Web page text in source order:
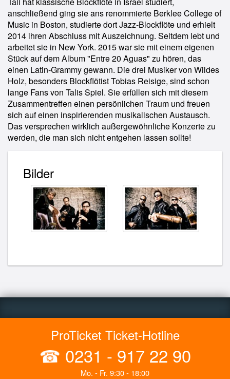
anschließend ging sie ans renommierte Berklee College of
Music in Boston, studierte dort Jazz-Blockflöte und erhielt
2014 ihren Abschluss mit Auszeichnung. Seitdem lebt und
arbeitet sie in New York. 2015 war sie mit einem eigenen
Stück auf dem Album "Entre 20 Aguas" zu hören, das
einen Latin-Grammy gewann. Die drei Musiker von Wildes
Holz, besonders Blockflötist Tobias Reisige, sind schon
lange Fans von Talis Spiel. Sie erfüllen sich mit diesem
Zusammentreffen einen persönlichen Traum und freuen
sich auf einen inspirierenden musikalischen Austausch.
Das versprechen wirklich außergewöhnliche Konzerte zu
werden, die man sich nicht entgehen lassen sollte!
Bilder
ProTicket Ticket-Hotline
☎ 0231 - 917 22 90
Mo. - Fr. 9:30 - 18:00